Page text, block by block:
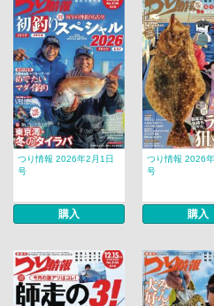
つり情報 2026年2月1日
号
購入
つり情報 2026
号
購入